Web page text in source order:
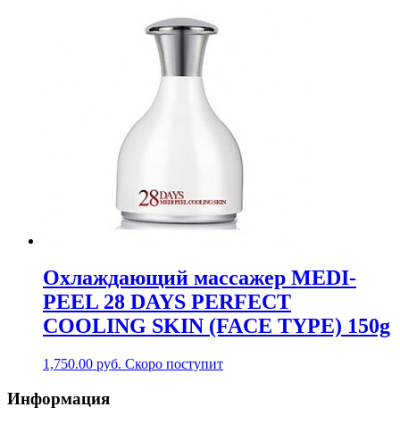
Охлаждающий массажер MEDI-
PEEL 28 DAYS PERFECT
COOLING SKIN (FACE TYPE) 150g
1,750.00 руб. Скоро поступит
Информация